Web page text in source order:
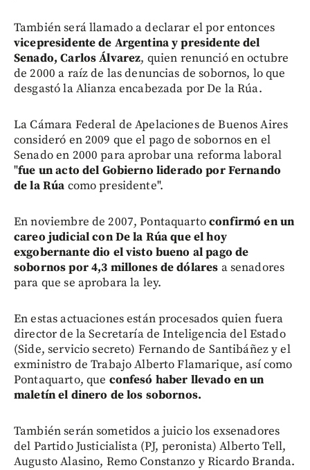
También será llamado a declarar el por entonces
vicepresidente de Argentina y presidente del
Senado, Carlos Álvarez, quien renunció en octubre
de 2000 a raíz de las denuncias de sobornos, lo que
desgastó la Alianza encabezada por De la Rúa.
La Cámara Federal de Apelaciones de Buenos Aires
consideró en 2009 que el pago de sobornos en el
Senado en 2000 para aprobar una reforma laboral
"fue un acto del Gobierno liderado por Fernando
de la Rúa como presidente".
En noviembre de 2007, Pontaquartoconfirmó en un
careo judicial con De la Rúa que el hoy
exgobernante dio el visto bueno al pago de
sobornos por 4,3 millones de dólares a senadores
para que se aprobara la ley.
En estas actuaciones están procesados quien fuera
director de la Secretaría de Inteligencia del Estado
(Side, servicio secreto) Fernando de Santibáñez y el
exministro de Trabajo Alberto Flamarique, así como
Pontaquarto, que confesó haber llevado en un
maletín el dinero de los sobornos.
También serán sometidos a juicio los exsenadores
del Partido Justicialista (PJ, peronista) Alberto Tell,
Augusto Alasino, Remo Constanzo y Ricardo Branda.